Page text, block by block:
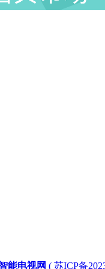
能电视网 ( 苏ICP备